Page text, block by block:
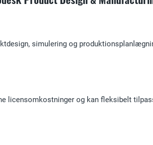
simulering og
licensomkostninger og kan fleksibelt